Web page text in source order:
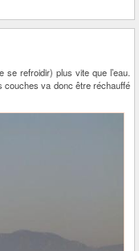
refroidir) plus vite que l’eau.
couches va donc être réchauffé